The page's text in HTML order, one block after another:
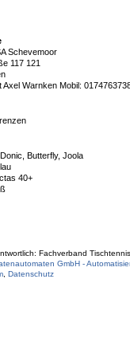
Schevemoor
117 121
Axel Warnken Mobil:
Donic, Butterfly, Joola
40+
Fachverband
GmbH -
Datenschutz